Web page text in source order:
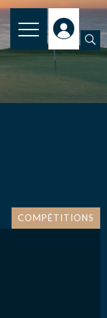
COMPÉTITIONS